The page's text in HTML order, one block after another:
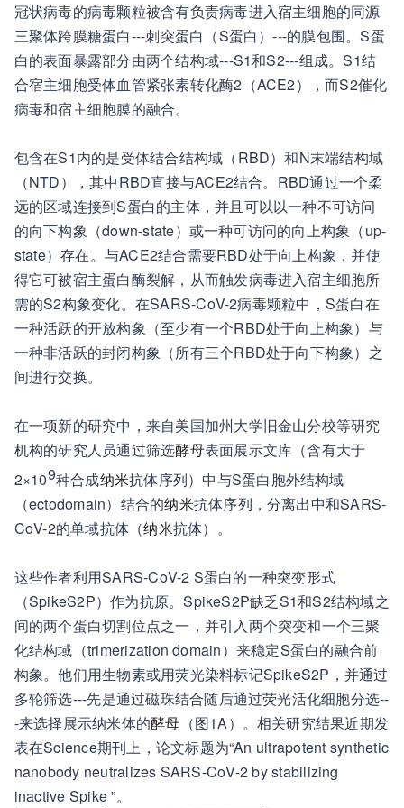
冠状病毒的病毒颗粒被含有负责病毒进入宿主细胞的同源
三聚体跨膜糖蛋白---刺突蛋白（S蛋白）---的膜包围。S蛋
白的表面暴露部分由两个结构域---S1和S2---组成。S1结
合宿主细胞受体血管紧张素转化酶2（ACE2），而S2催化
病毒和宿主细胞膜的融合。
包含在S1内的是受体结合结构域（RBD）和N末端结构域
（NTD），其中RBD直接与ACE2结合。RBD通过一个柔
远的区域连接到S蛋白的主体，并且可以以一种不可访问
的向下构象（down-state）或一种可访问的向上构象（up-
state）存在。与ACE2结合需要RBD处于向上构象，并使
得它可被宿主蛋白酶裂解，从而触发病毒进入宿主细胞所
需的S2构象变化。在SARS-CoV-2病毒颗粒中，S蛋白在
一种活跃的开放构象（至少有一个RBD处于向上构象）与
一种非活跃的封闭构象（所有三个RBD处于向下构象）之
间进行交换。
在一项新的研究中，来自美国加州大学旧金山分校等研究
机构的研究人员通过筛选酵母表面展示文库（含有大于
2×109种合成纳米抗体序列）中与S蛋白胞外结构域
（ectodomain）结合的纳米抗体序列，分离出中和SARS-
CoV-2的单域抗体（纳米抗体）。
这些作者利用SARS-CoV-2 S蛋白的一种突变形式
（SpikeS2P）作为抗原。SpikeS2P缺乏S1和S2结构域之
间的两个蛋白切割位点之一，并引入两个突变和一个三聚
化结构域（trimerization domain）来稳定S蛋白的融合前
构象。他们用生物素或用荧光染料标记SpikeS2P，并通过
多轮筛选---先是通过磁珠结合随后通过荧光活化细胞分选--
-来选择展示纳米体的酵母 （图1A）。相关研究结果近期发
表在Science期刊上，论文标题为“An ultrapotent synthetic
nanobody neutralizes SARS-CoV-2 by stabilizing
inactive Spike ”。